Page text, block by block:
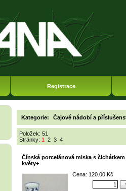
Registrace
Kategorie: Čajové nádobí a
Položek: 51
Stránky: 1 2 3 4
Čínská porcelánová miska s
květy+
Cena: 120.00 Kč